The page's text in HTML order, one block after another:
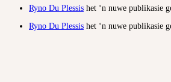
Ryno Du Plessis het ‘n nuwe publikasie
Ryno Du Plessis het ‘n nuwe publikasie